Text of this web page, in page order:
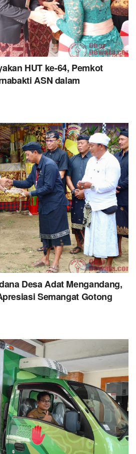
HUT ke-64, Pemkot
ASN dalam
Desa Adat Mengandang,
Semangat Gotong